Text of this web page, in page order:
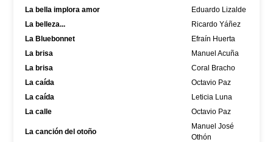
La bella implora amor
Eduardo Lizalde
La belleza...
Ricardo Yáñez
La Bluebonnet
Efraín Huerta
La brisa
Manuel Acuña
La brisa
Coral Bracho
La caída
Octavio Paz
La caída
Leticia Luna
La calle
Octavio Paz
La canción del otoño
Manuel José
Othón